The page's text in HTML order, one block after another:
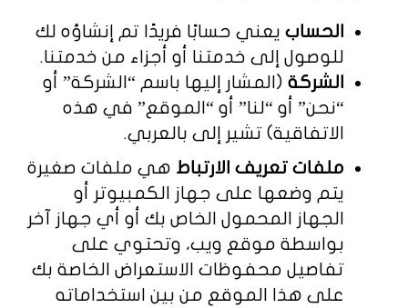
الحساب يعني حسابًا فريدًا تم إنشاؤه لك
للوصول إلى خدمتنا أو أجزاء من خدمتنا.
الشركة (المشار إليها باسم “الشركة” أو
“نحن” أو “لنا” أو “الموقع” في هذه
الاتفاقية) تشير إلى بالعربي.
ملفات تعريف الارتباط هي ملفات صغيرة
يتم وضعها على جهاز الكمبيوتر أو
الجهاز المحمول الخاص بك أو أي جهاز آخر
بواسطة موقع ويب، وتحتوي على
تفاصيل محفوظات الاستعراض الخاصة بك
على هذا الموقع من بين استخداماته